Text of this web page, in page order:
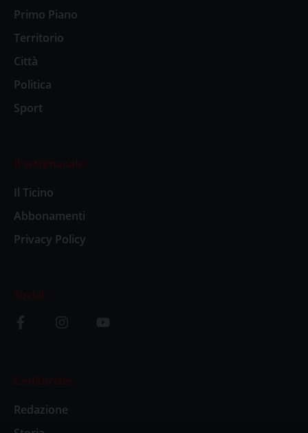
Primo Piano
Territorio
Città
Politica
Sport
Il settimanale
Il Ticino
Abbonamenti
Privacy Policy
Social
L’editoriale
Redazione